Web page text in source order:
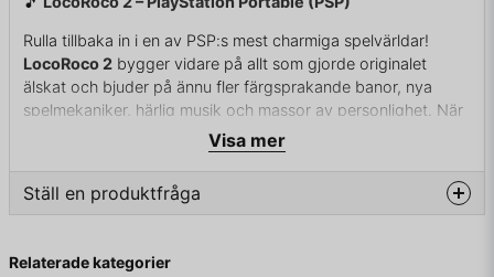
Rulla tillbaka in i en av PSP:s mest charmiga spelvärldar!
LocoRoco 2 bygger vidare på allt som gjorde originalet
älskat och bjuder på ännu fler färgsprakande banor, nya
spelmekaniker, härlig musik och massor av personlighet. När
återvänder med en mörk sång som suger livet
ur planeten är det upp till de glada LocoRoco att rädda
Precis som i originalet styr du världen genom att luta den åt
större, dela upp dina LocoRoco för att lösa pussel och
Visa mer
Ställ en produktfråga
Fråga oss något om denna produkten...
Relaterade kategorier